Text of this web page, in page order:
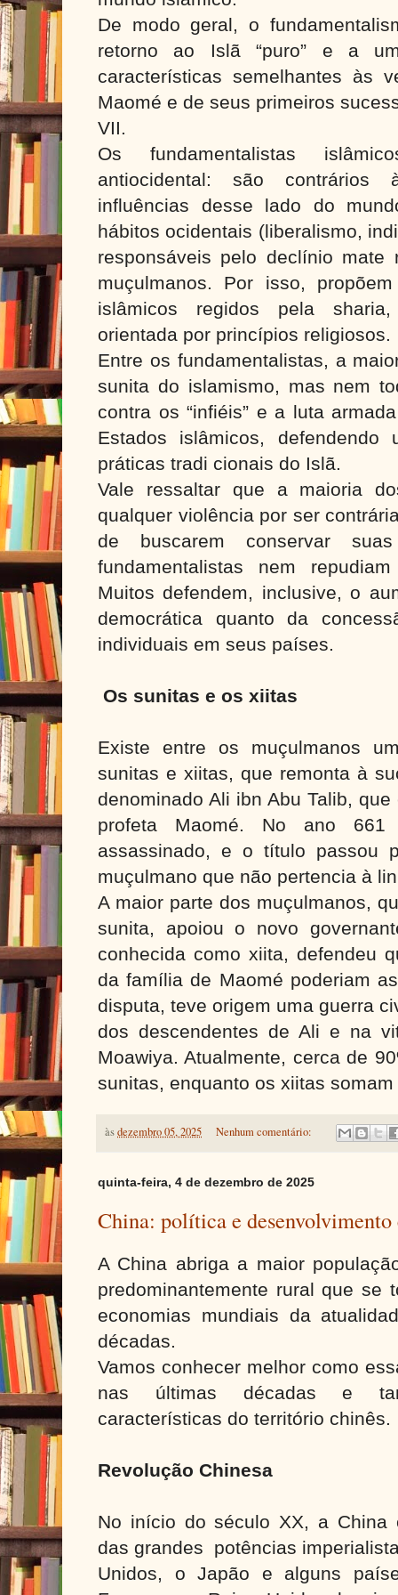
De modo geral, o
retorno ao Islã “puro” e a
características semelhantes às
Maomé e de seus primeiros
VII.
Os fundamentalistas
antiocidental: são
influências desse lado do
hábitos ocidentais (liberalismo,
responsáveis pelo declínio
muçulmanos. Por isso,
islâmicos regidos pela
orientada por princípios religiosos.
Entre os fundamentalistas, a
sunita do islamismo, mas nem
contra os “infiéis” e a luta
Estados islâmicos,
práticas tradi cionais do Islã.
Vale ressaltar que a maioria
qualquer violência por ser
de buscarem conservar
fundamentalistas nem
Muitos defendem, inclusive, o
democrática quanto da
individuais em seus países.
Os sunitas e os xiitas
Existe entre os muçulmanos
sunitas e xiitas, que remonta à
denominado Ali ibn Abu Talib,
profeta Maomé. No ano
assassinado, e o título passou
muçulmano que não pertencia à
A maior parte dos muçulmanos,
sunita, apoiou o novo
conhecida como xiita, defendeu
da família de Maomé poderiam
disputa, teve origem uma guerra
dos descendentes de Ali e na
Moawiya. Atualmente, cerca de
sunitas, enquanto os xiitas
àsdezembro 05, 2025 Nenhum comentário:
quinta-feira, 4 de dezembro de 2025
China: política e
A China abriga a maior
predominantemente rural que se
economias mundiais da
décadas.
Vamos conhecer melhor como
nas últimas décadas e
características do território chinês.
Revolução Chinesa
No início do século XX, a China
das grandes potências
Unidos, o Japão e alguns